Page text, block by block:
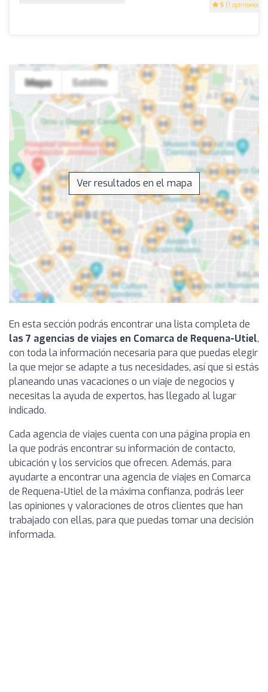
5 (1 opiniones)
Ver resultados en el mapa
En esta sección podrás encontrar una lista completa de
las 7 agencias de viajes en Comarca de Requena-Utiel,
con toda la información necesaria para que puedas elegir
la que mejor se adapte a tus necesidades, así que si estás
planeando unas vacaciones o un viaje de negocios y
necesitas la ayuda de expertos, has llegado al lugar
indicado.
Cada agencia de viajes cuenta con una página propia en
la que podrás encontrar su información de contacto,
ubicación y los servicios que ofrecen. Además, para
ayudarte a encontrar una agencia de viajes en Comarca
de Requena-Utiel de la máxima confianza, podrás leer
las opiniones y valoraciones de otros clientes que han
trabajado con ellas, para que puedas tomar una decisión
informada.